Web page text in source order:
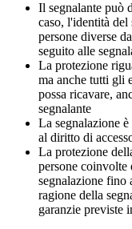
Il segnalante può
caso, l'identità del
persone diverse
seguito alle
La protezione
ma anche tutti gli
possa ricavare,
segnalante
La segnalazione
al diritto di
La protezione
persone coinvolte
segnalazione fino
ragione della
garanzie previste